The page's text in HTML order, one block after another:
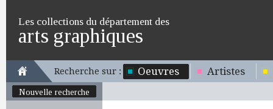
Les collections du département des
arts graphiques
Recherche sur : Oeuvres Artistes
Nouvelle recherche